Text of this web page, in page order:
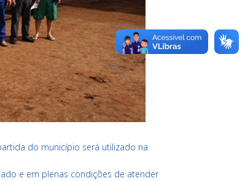
do município será utilizado na
e em plenas condições de atender